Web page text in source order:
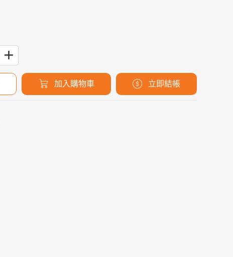
加入購物車 立即結帳